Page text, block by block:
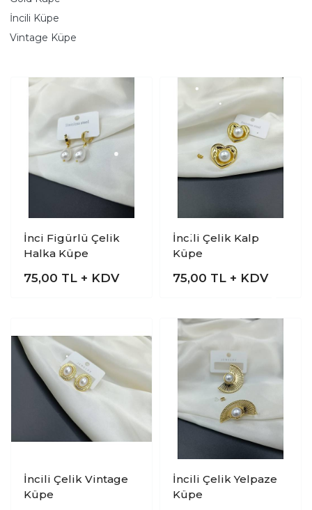
İncili Küpe
Vintage Küpe
İnci Figürlü Çelik
Halka Küpe
75,00 TL + KDV
İncili Çelik Kalp
Küpe
75,00 TL + KDV
İncili Çelik Vintage
Küpe
İncili Çelik Yelpaze
Küpe